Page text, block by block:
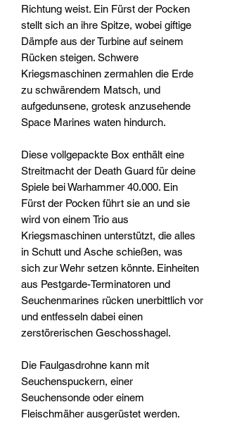
Richtung weist. Ein Fürst der Pocken
stellt sich an ihre Spitze, wobei giftige
Dämpfe aus der Turbine auf seinem
Rücken steigen. Schwere
Kriegsmaschinen zermahlen die Erde
zu schwärendem Matsch, und
aufgedunsene, grotesk anzusehende
Space Marines waten hindurch.
Diese vollgepackte Box enthält eine
Streitmacht der Death Guard für deine
Spiele bei Warhammer 40.000. Ein
Fürst der Pocken führt sie an und sie
wird von einem Trio aus
Kriegsmaschinen unterstützt, die alles
in Schutt und Asche schießen, was
sich zur Wehr setzen könnte. Einheiten
aus Pestgarde-Terminatoren und
Seuchenmarines rücken unerbittlich vor
und entfesseln dabei einen
zerstörerischen Geschosshagel.
Die Faulgasdrohne kann mit
Seuchenspuckern, einer
Seuchensonde oder einem
Fleischmäher ausgerüstet werden.